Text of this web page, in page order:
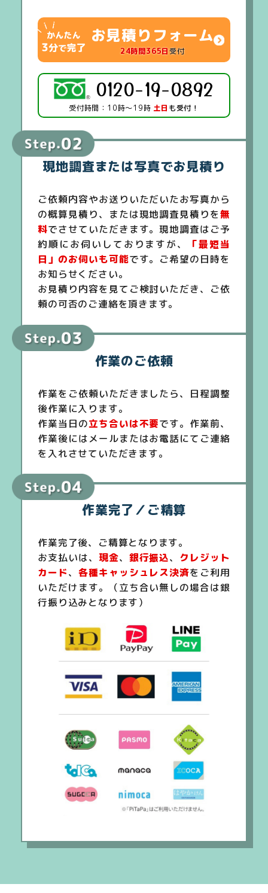
お見積りフォーム
24時間365日受付
0120-19-0892
受付時間：10時～19時 土日 も受付！
現地調査または写真でお見積り
ご依頼内容やお送りいただいたお写真から
の概算見積り、または現地調査見積りを無
料でさせていただきます。現地調査はご予
約順にお伺いしておりますが、
「最短当
日」のお伺いも可能です。ご希望の日時を
お知らせください。
お見積り内容を見てご検討いただき、ご依
頼の可否のご連絡を頂きます。
作業のご依頼
作業をご依頼いただきましたら、日程調整
後作業に入ります。
作業当日の立ち合いは不要です。作業前、
作業後にはメールまたはお電話にてご連絡
を入れさせていただきます。
作業完了／ご精算
作業完了後、ご精算となります。
お支払いは、 現金、 銀行振込、 クレジット
カード、 各種キャッシュレス決済をご利用
いただけます。（立ち合い無しの場合は銀
行振り込みとなります）